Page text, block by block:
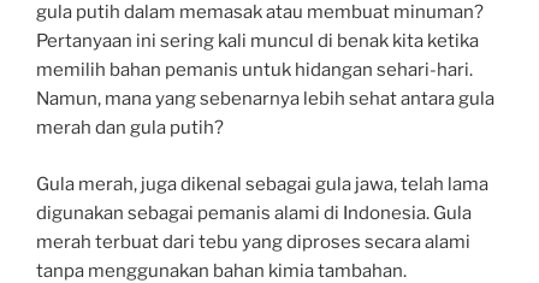
gula putih dalam memasak atau membuat minuman?
Pertanyaan ini sering kali muncul di benak kita ketika
memilih bahan pemanis untuk hidangan sehari-hari.
Namun, mana yang sebenarnya lebih sehat antara gula
merah dan gula putih?
Gula merah, juga dikenal sebagai gula jawa, telah lama
digunakan sebagai pemanis alami di Indonesia. Gula
merah terbuat dari tebu yang diproses secara alami
tanpa menggunakan bahan kimia tambahan.